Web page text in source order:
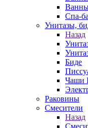
Спа-
Унитазы,
Назад
Биде
Чаши
Раковины
Смесители
Назад